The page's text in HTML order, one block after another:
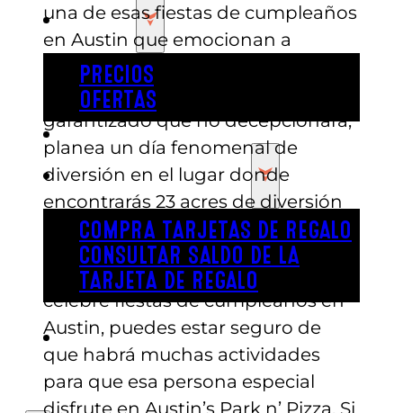
PRECIOS
PRECIOS
OFERTAS
COMPRAR ENTRADAS
TARJETAS DE REGALO
COMPRA TARJETAS DE REGALO
CONSULTAR SALDO DE LA
TARJETA DE REGALO
ENGLISH
una de esas fiestas de cumpleaños
en Austin que emocionan a
amigos y familiares. Y para un
momento increíble que está
garantizado que no decepcionará,
planea un día fenomenal de
diversión en el lugar donde
encontrarás 23 acres de diversión
sin límites, ¡Austin’s Park n’ Pizza!
Independientemente de quién
celebre fiestas de cumpleaños en
Austin, puedes estar seguro de
que habrá muchas actividades
para que esa persona especial
disfrute en Austin’s Park n’ Pizza. Si